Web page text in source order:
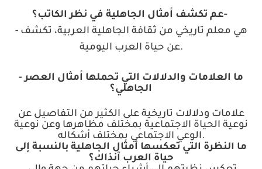
-عم تكشف أمثال الجاهلية في نظر الكاتب؟
- هي معلم تاريخي من ثقافة الجاهلية العربية، تكشف
عن حياة العرب اليومية.
-ما العلامات والدلالات التي تحملها أمثال العصر
الجاهلي؟
علامات ودلالات تاريخية على الكثير من التفاصيل عن
نوعية الحياة الاجتماعية بمختلف مظاهرها وعن نوعية
الوعي الاجتماعي بمختلف أشكاله.
ما النظرة التي تعكسها أمثال الجاهلية بالنسبة إلى
حياة العرب آنذاك؟